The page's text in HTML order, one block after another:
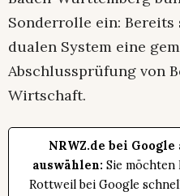
Sonderrolle ein: Bereits
dualen System eine
Abschlussprüfung von
Wirtschaft.
NRWZ.de bei
auswählen: Sie möchten
Rottweil bei Google